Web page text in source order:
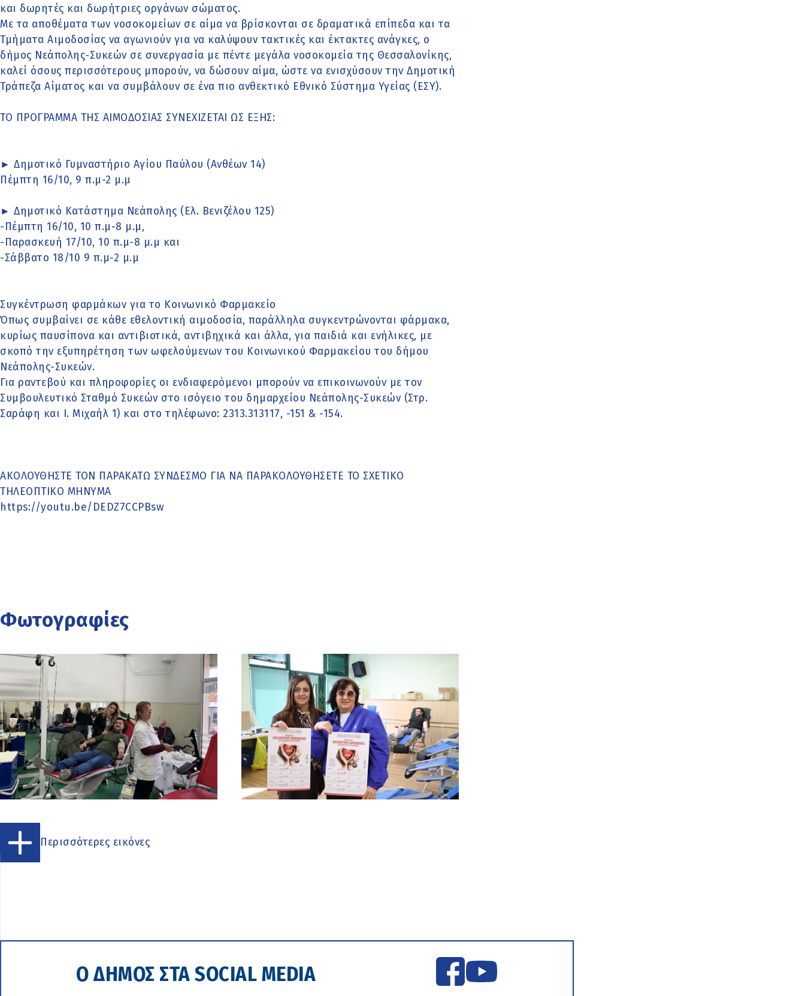
και δωρητές και δωρήτριες οργάνων σώματος.
Με τα αποθέματα των νοσοκομείων σε αίμα να βρίσκονται σε δραματικά επίπεδα και τα
Τμήματα Αιμοδοσίας να αγωνιούν για να καλύψουν τακτικές και έκτακτες ανάγκες, ο
δήμος Νεάπολης-Συκεών σε συνεργασία με πέντε μεγάλα νοσοκομεία της Θεσσαλονίκης,
καλεί όσους περισσότερους μπορούν, να δώσουν αίμα, ώστε να ενισχύσουν την Δημοτική
Τράπεζα Αίματος και να συμβάλουν σε ένα πιο ανθεκτικό Εθνικό Σύστημα Υγείας (ΕΣΥ).
ΤΟ ΠΡΟΓΡΑΜΜΑ ΤΗΣ ΑΙΜΟΔΟΣΙΑΣ ΣΥΝΕΧΙΖΕΤΑΙ ΩΣ ΕΞΗΣ:
► Δημοτικό Γυμναστήριο Αγίου Παύλου (Ανθέων 14)
Πέμπτη 16/10, 9 π.μ-2 μ.μ
► Δημοτικό Κατάστημα Νεάπολης (Ελ. Βενιζέλου 125)
-Πέμπτη 16/10, 10 π.μ-8 μ.μ,
-Παρασκευή 17/10, 10 π.μ-8 μ.μ και
-Σάββατο 18/10 9 π.μ-2 μ.μ
Συγκέντρωση φαρμάκων για το Κοινωνικό Φαρμακείο
Όπως συμβαίνει σε κάθε εθελοντική αιμοδοσία, παράλληλα συγκεντρώνονται φάρμακα,
κυρίως παυσίπονα και αντιβιοτικά, αντιβηχικά και άλλα, για παιδιά και ενήλικες, με
σκοπό την εξυπηρέτηση των ωφελούμενων του Κοινωνικού Φαρμακείου του δήμου
Νεάπολης-Συκεών.
Για ραντεβού και πληροφορίες οι ενδιαφερόμενοι μπορούν να επικοινωνούν με τον
Συμβουλευτικό Σταθμό Συκεών στο ισόγειο του δημαρχείου Νεάπολης-Συκεών (Στρ.
Σαράφη και Ι. Μιχαήλ 1) και στο τηλέφωνο: 2313.313117, -151 & -154.
ΑΚΟΛΟΥΘΗΣΤΕ ΤΟΝ ΠΑΡΑΚΑΤΩ ΣΥΝΔΕΣΜΟ ΓΙΑ ΝΑ ΠΑΡΑΚΟΛΟΥΘΗΣΕΤΕ ΤΟ ΣΧΕΤΙΚΟ
ΤΗΛΕΟΠΤΙΚΟ ΜΗΝΥΜΑ
https://youtu.be/DEDZ7CCPBsw
Φωτογραφίες
Περισσότερες εικόνες
Ο ΔΗΜΟΣ ΣΤΑ SOCIAL MEDIA